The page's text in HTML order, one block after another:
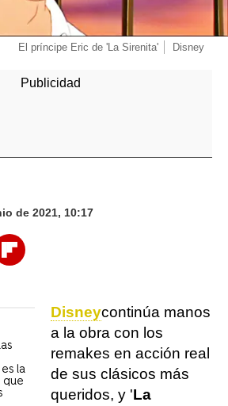
El príncipe Eric de 'La Sirenita' Disney
de 2021, 10:17
Flipboard
la
que
Disneycontinúa manos
a la obra con los
remakes en acción real
de sus clásicos más
queridos, y 'La